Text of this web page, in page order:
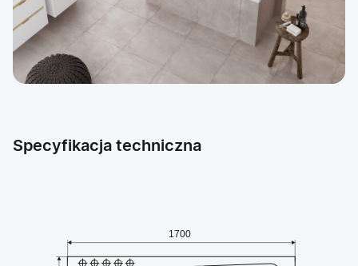
Specyfikacja techniczna